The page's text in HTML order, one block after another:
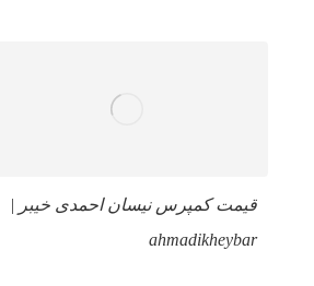
قیمت کمپرس نیسان احمدی خیبر |
ahmadikheybar